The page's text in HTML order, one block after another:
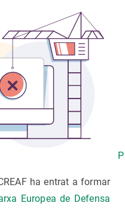
ha entrat a formar
Europea de Defensa